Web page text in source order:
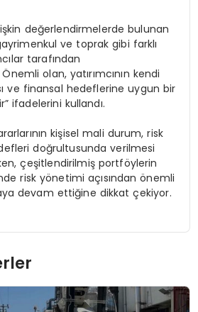
değerlendirmelerde bulunan
ve toprak gibi farklı
tarafından
olan, yatırımcının kendi
ve finansal hedeflerine uygun bir
ifadelerini kullandı.
kişisel mali durum, risk
doğrultusunda verilmesi
çeşitlendirilmiş portföylerin
risk yönetimi açısından önemli
devam ettiğine dikkat çekiyor.